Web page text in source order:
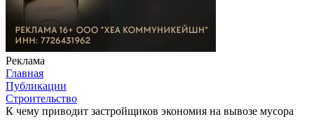
Реклама
Главная
Публикации
Строительство
К чему приводит застройщиков экономия на вывозе мусора